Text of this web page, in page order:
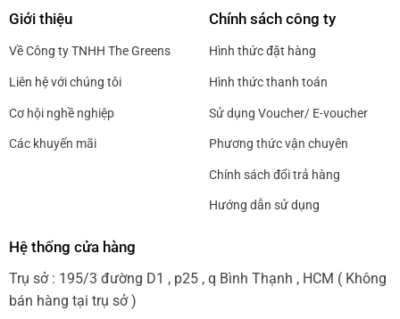
Giới thiệu
Về Công ty TNHH The Greens
Liên hệ với chúng tôi
Cơ hội nghề nghiệp
Các khuyến mãi
Chính sách công ty
Hình thức đặt hàng
Hình thức thanh toán
Sử dụng Voucher/ E-voucher
Phương thức vận chuyên
Chính sách đổi trả hàng
Hướng dẫn sử dụng
Hệ thống cửa hàng
Trụ sở : 195/3 đường D1 , p25 , q Bình Thạnh , HCM ( Không
bán hàng tại trụ sở )